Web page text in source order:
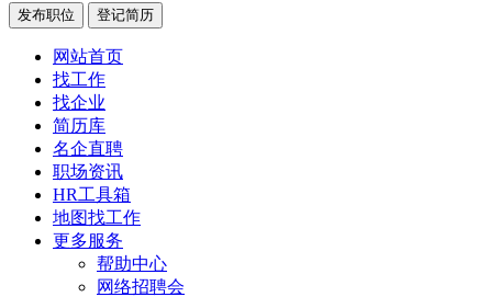
发布职位 登记简历
网站首页
找工作
找企业
简历库
名企直聘
职场资讯
HR工具箱
地图找工作
更多服务
帮助中心
网络招聘会